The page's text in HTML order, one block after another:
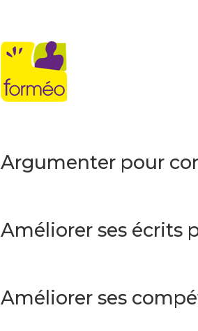
Argumenter pour
Améliorer ses écrits
Améliorer ses